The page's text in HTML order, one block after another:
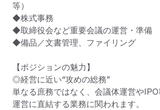
等）
◆株式事務
◆取締役会など重要会議の運営・準備
◆備品／文書管理、ファイリング
【ポジションの魅力】
◎経営に近い“攻めの総務”
単なる庶務ではなく、会議体運営や
運営に直結する業務に関われます。